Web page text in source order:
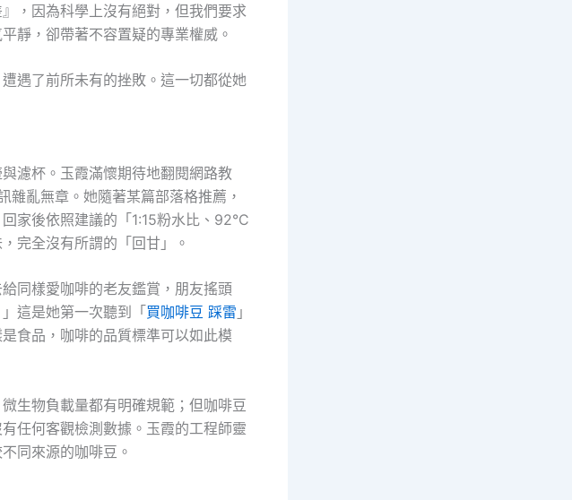
，因為科學上沒有絕對，但我們要求
靜，卻帶著不容置疑的專業權威。
遇了前所未有的挫敗。這一切都從她
濾杯。玉霞滿懷期待地翻閱網路教
雜亂無章。她隨著某篇部落格推薦，
家後依照建議的「1:15粉水比、92°C
完全沒有所謂的「回甘」。
同樣愛咖啡的老友鑑賞，朋友搖頭
這是她第一次聽到「 買咖啡豆 踩雷 」
食品，咖啡的品質標準可以如此模
生物負載量都有明確規範；但咖啡豆
任何客觀檢測數據。玉霞的工程師靈
同來源的咖啡豆。